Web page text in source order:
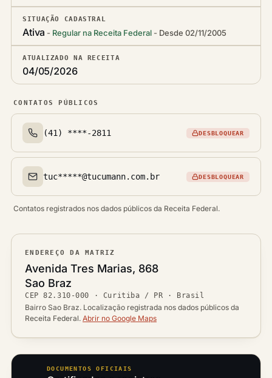
SITUAÇÃO CADASTRAL
Ativa Regular na Receita Federal Desde 02/11/2005
ATUALIZADO NA RECEITA
04/05/2026
CONTATOS PÚBLICOS
Telefone(s)
(41) ****-2811 DESBLOQUEAR
Email(s)
tuc*****@tucumann.com.br DESBLOQUEAR
Contatos registrados nos dados públicos da Receita Federal.
ENDEREÇO DA MATRIZ
Logradouro
Avenida Tres Marias, 868
Bairro
Sao Braz
CEP
CEP82.310-000 ·
Cidade / UF
Curitiba / PR · Brasil
Bairro Sao Braz. Localização registrada nos dados públicos da
Receita Federal. Abrir no Google Maps
DOCUMENTOS OFICIAIS